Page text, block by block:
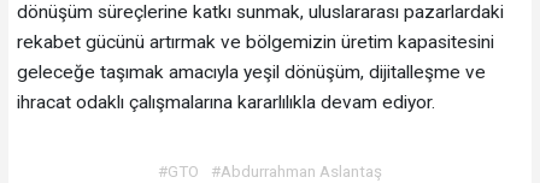
dönüşüm süreçlerine katkı sunmak, uluslararası pazarlardaki
rekabet gücünü artırmak ve bölgemizin üretim kapasitesini
geleceğe taşımak amacıyla yeşil dönüşüm, dijitalleşme ve
ihracat odaklı çalışmalarına kararlılıkla devam ediyor.
#GTO #Abdurrahman Aslantaş